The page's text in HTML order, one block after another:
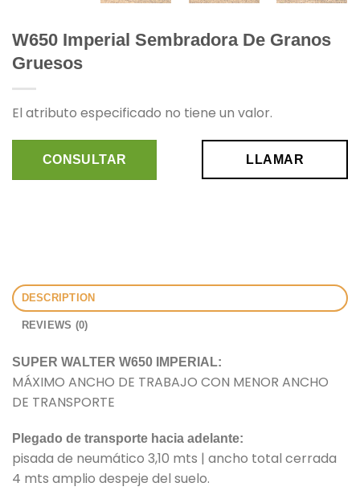
W650 Imperial Sembradora De Granos
Gruesos
El atributo especificado no tiene un valor.
CONSULTAR LLAMAR
DESCRIPTION
REVIEWS (0)
SUPER WALTER W650 IMPERIAL:
MÁXIMO ANCHO DE TRABAJO CON MENOR ANCHO
DE TRANSPORTE
Plegado de transporte hacia adelante:
pisada de neumático 3,10 mts | ancho total cerrada
4 mts amplio despeje del suelo.